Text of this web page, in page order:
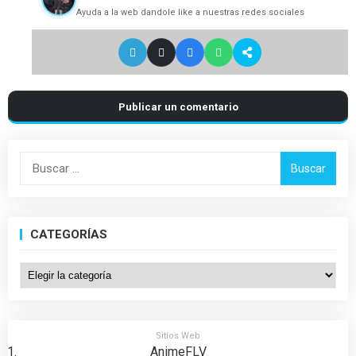
Ayuda a la web dandole like a nuestras redes sociales
Publicar un comentario
Buscar:
CATEGORÍAS
Categorías
Sitios Web
AnimeFLV